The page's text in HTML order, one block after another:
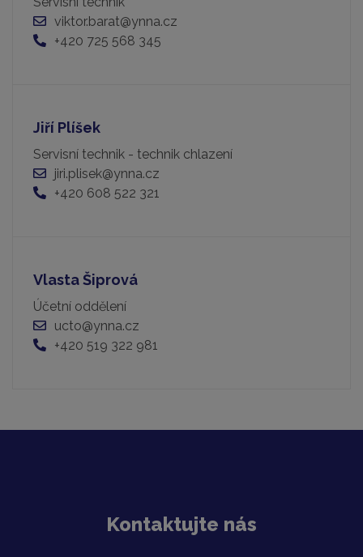
viktor.barat@ynna.cz
+420 725 568 345
Jiří Plíšek
Servisní technik - technik chlazení
jiri.plisek@ynna.cz
+420 608 522 321
Vlasta Šiprová
Účetní oddělení
ucto@ynna.cz
+420 519 322 981
Kontaktujte nás